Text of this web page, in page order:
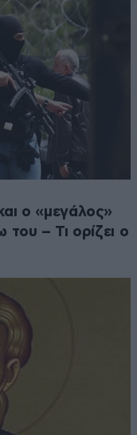
ο «μεγάλος»
του – Τι ορίζει ο